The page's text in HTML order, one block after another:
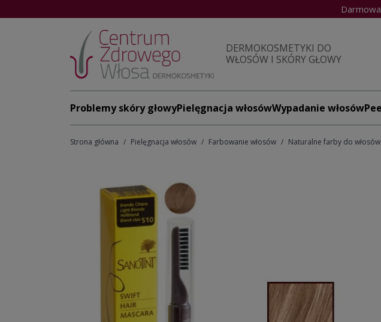
DERMOKOSMETYKI DO
WŁOSÓW I SKÓRY GŁOWY
Problemy skóry głowyPielęgnacja włosówWypadanie włosów
Strona główna Pielęgnacja włosów Farbowanie włosów Naturalne farby do włosów